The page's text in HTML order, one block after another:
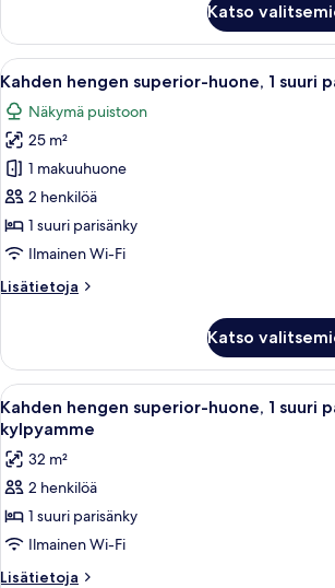
parisänky
kuvat
standard-
huone,
1
suuri
parisänky
Katso
Avaa
kaikki
huonetyypin
Kahden
hengen
superior-
huone,
1
parisänky
Valkoinen
3
Kahden hengen superior-huone, 1 suuri
Näkymä puistoon
25 m²
1 makuuhuone
2 henkilöä
1 suuri parisänky
Ilmainen Wi-Fi
Lisätietoja
Lisätietoja
superior-
huone,
1
suuri
parisänky
Katso
Avaa
kaikki
huonetyypin
Kahden
hengen
superior-
huone,
1
3
Kahden hengen superior-huone, 1 suuri
kylpyamme
32 m²
2 henkilöä
1 suuri parisänky
Ilmainen Wi-Fi
Lisätietoja
Lisätietoja